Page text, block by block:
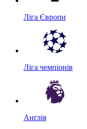
Ліга Європи
Ліга чемпіонів
Англія